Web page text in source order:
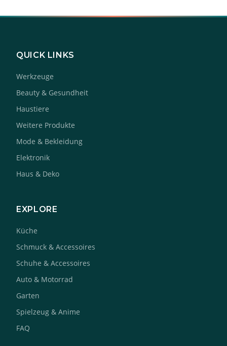
QUICK LINKS
Werkzeuge
Beauty & Gesundheit
Haustiere
Weitere Produkte
Mode & Bekleidung
Elektronik
Haus & Deko
EXPLORE
Küche
Schmuck & Accessoires
Schuhe & Accessoires
Auto & Motorrad
Garten
Spielzeug & Anime
FAQ